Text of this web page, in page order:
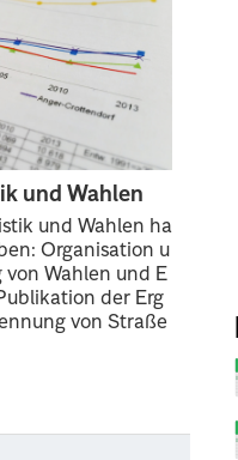
und Wahlen
und Wahlen ha
Organisation u
Wahlen und E
der Erg
von Straße